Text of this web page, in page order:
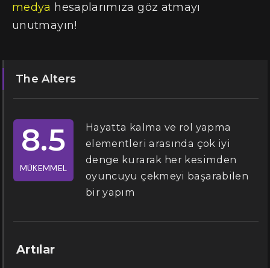
medya hesaplarımıza göz atmayı
unutmayın!
The Alters
8.5
MÜKEMMEL
Hayatta kalma ve rol yapma
elementleri arasında çok iyi
denge kurarak her kesimden
oyuncuyu çekmeyi başarabilen
bir yapım
Artılar